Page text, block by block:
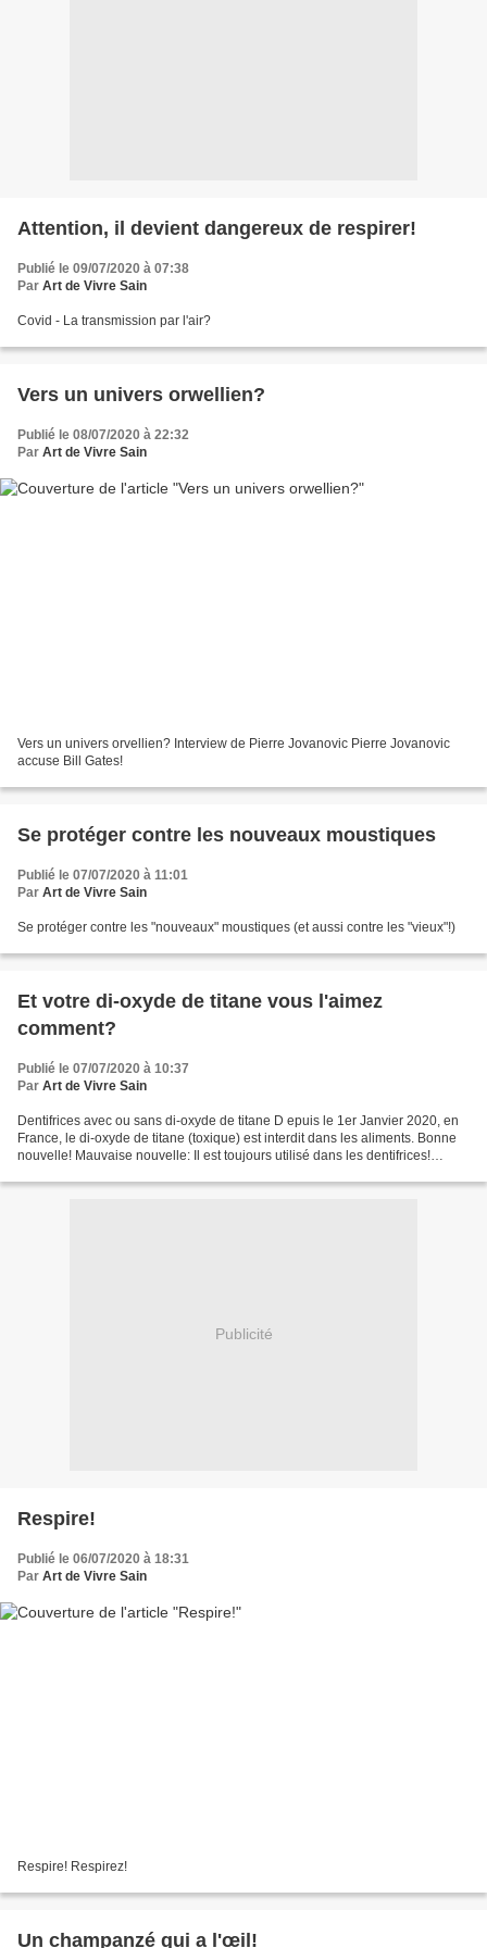
Attention, il devient dangereux de respirer!
Publié le 09/07/2020 à 07:38
Par Art de Vivre Sain
Covid - La transmission par l'air?
Vers un univers orwellien?
Publié le 08/07/2020 à 22:32
Par Art de Vivre Sain
Vers un univers orvellien? Interview de Pierre Jovanovic Pierre Jovanovic
accuse Bill Gates!
Se protéger contre les nouveaux moustiques
Publié le 07/07/2020 à 11:01
Par Art de Vivre Sain
Se protéger contre les "nouveaux" moustiques (et aussi contre les "vieux"!)
Et votre di-oxyde de titane vous l'aimez
comment?
Publié le 07/07/2020 à 10:37
Par Art de Vivre Sain
Dentifrices avec ou sans di-oxyde de titane D epuis le 1er Janvier 2020, en
France, le di-oxyde de titane (toxique) est interdit dans les aliments. Bonne
nouvelle! Mauvaise nouvelle: Il est toujours utilisé dans les dentifrices!
Publicité
Respire!
Publié le 06/07/2020 à 18:31
Par Art de Vivre Sain
Respire! Respirez!
Un champanzé qui a l'œil!